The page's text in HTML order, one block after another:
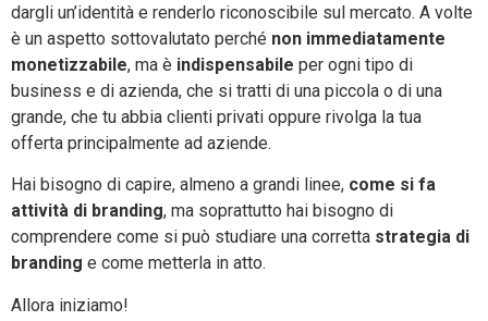
dargli un’identità e renderlo riconoscibile sul mercato. A volte
è un aspetto sottovalutato perché non immediatamente
monetizzabile, ma è indispensabile per ogni tipo di
business e di azienda, che si tratti di una piccola o di una
grande, che tu abbia clienti privati oppure rivolga la tua
offerta principalmente ad aziende.
Hai bisogno di capire, almeno a grandi linee, come si fa
attività di branding, ma soprattutto hai bisogno di
comprendere come si può studiare una corretta strategia di
branding e come metterla in atto.
Allora iniziamo!